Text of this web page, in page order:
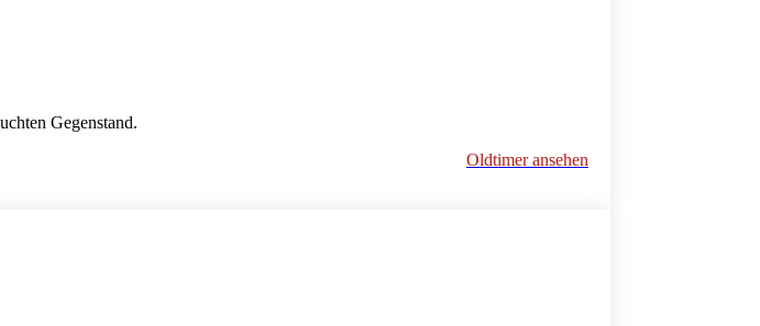
Gegenstand.
Oldtimer ansehen